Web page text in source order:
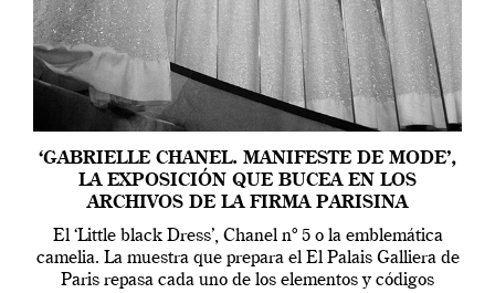
‘GABRIELLE CHANEL. MANIFESTE DE MODE’,
LA EXPOSICIÓN QUE BUCEA EN LOS
ARCHIVOS DE LA FIRMA PARISINA
El ‘Little black Dress’, Chanel nº 5 o la emblemática
camelia. La muestra que prepara el El Palais Galliera de
Paris repasa cada uno de los elementos y códigos